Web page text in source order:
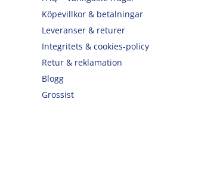
Köpevillkor & betalningar
Leveranser & returer
Integritets & cookies-policy
Retur & reklamation
Blogg
Grossist